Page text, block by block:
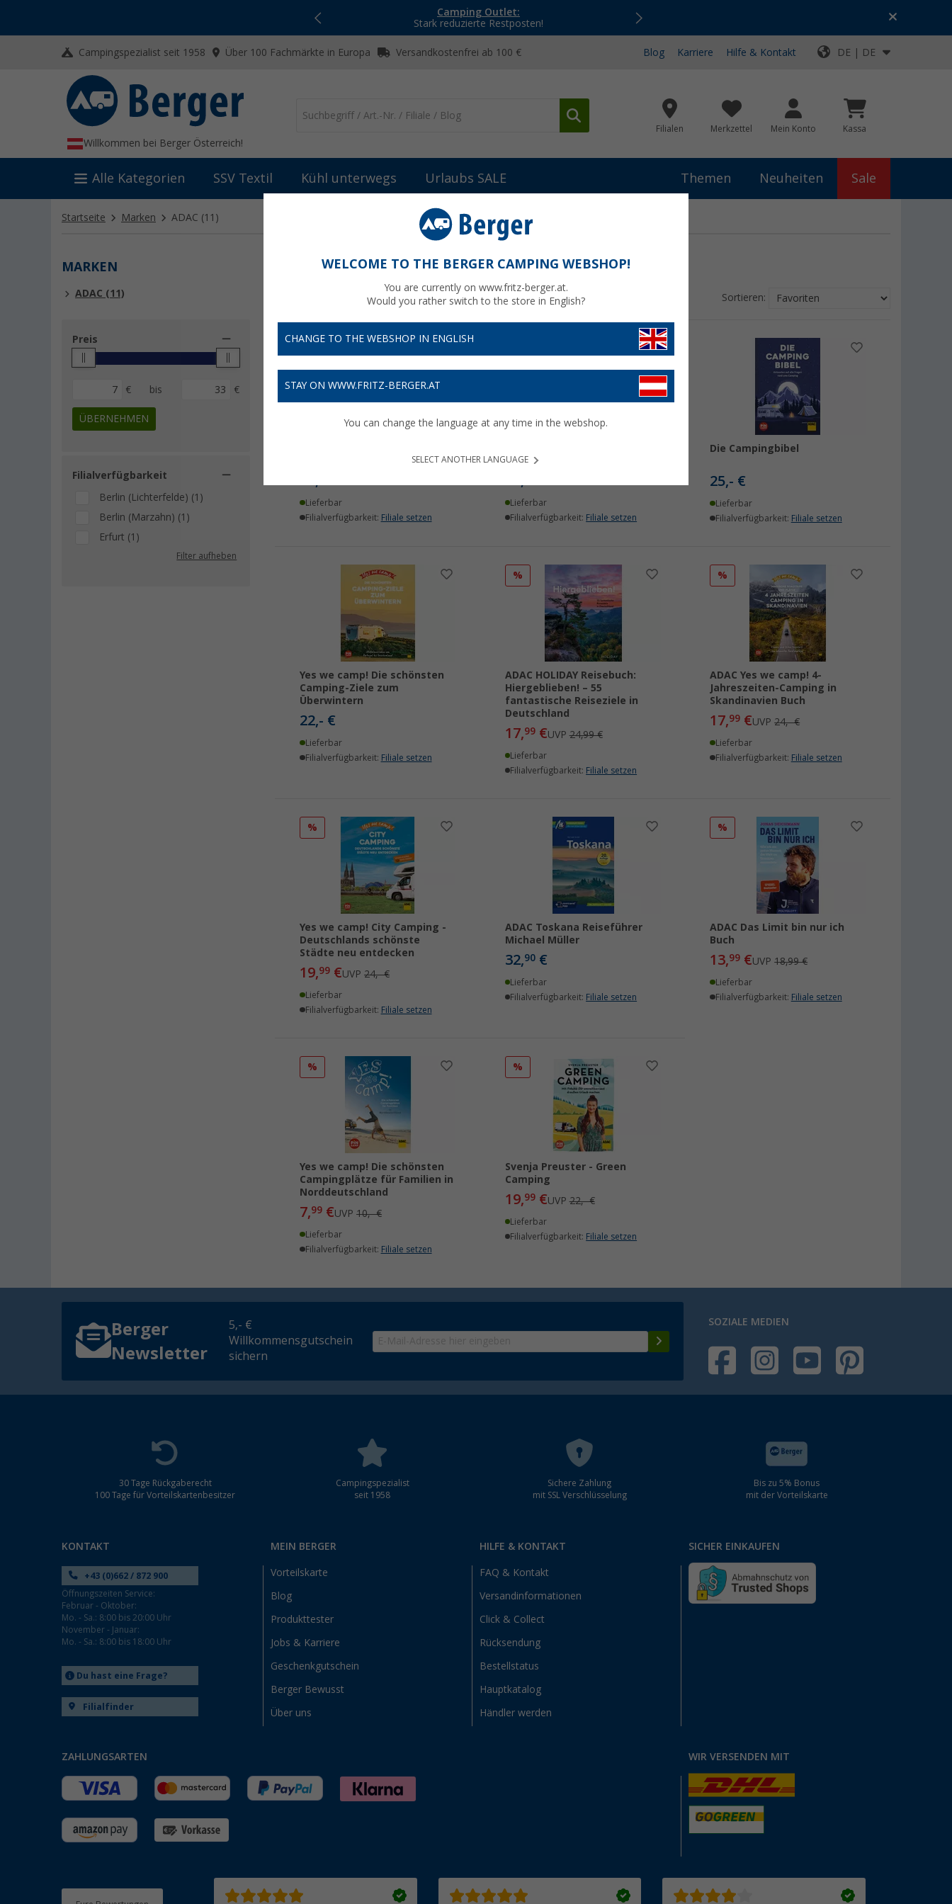
Camping Outlet:
Stark reduzierte Restposten!
Top-Deals für dein Abenteuer!
Campingspezialist seit 1958 Über 100 Fachmärkte in Europa Versandkostenfrei ab 100 € Blog Karriere Hilfe & Kontakt DE | DE
Willkommen bei Berger Österreich!
Filialen Merkzettel Mein Konto Kassa
Alle Kategorien SSV Textil Kühl unterwegs Urlaubs SALE Themen Neuheiten Sale
Startseite Marken ADAC (11)
MARKEN
ADAC (11)
Preis
€ bis €
ÜBERNEHMEN
Filialverfügbarkeit
Berlin (Lichterfelde) (1)
Berlin (Marzahn) (1)
Erfurt (1)
Filter aufheben
Sortieren:
Lieferbar
Filialverfügbarkeit: Filiale setzen
Michael Müller Verlag
Lieferbar
Filialverfügbarkeit: Filiale setzen
Die Campingbibel
25,- €
Lieferbar
Filialverfügbarkeit: Filiale setzen
Yes we camp! Die schönsten
Camping-Ziele zum
Überwintern
22,- €
Lieferbar
Filialverfügbarkeit: Filiale setzen
%
ADAC HOLIDAY Reisebuch:
Hiergeblieben! – 55
fantastische Reiseziele in
Deutschland
17,99€UVP24,99 €
Lieferbar
Filialverfügbarkeit: Filiale setzen
%
ADAC Yes we camp! 4-
Jahreszeiten-Camping in
Skandinavien Buch
17,99 €UVP24,- €
Lieferbar
Filialverfügbarkeit: Filiale setzen
%
Yes we camp! City Camping -
Deutschlands schönste
Städte neu entdecken
19,99 €UVP24,- €
Lieferbar
Filialverfügbarkeit: Filiale setzen
ADAC Toskana Reiseführer
Michael Müller
32,90€
Lieferbar
Filialverfügbarkeit: Filiale setzen
%
ADAC Das Limit bin nur ich
Buch
13,99 €UVP18,99 €
Lieferbar
Filialverfügbarkeit: Filiale setzen
%
Yes we camp! Die schönsten
Campingplätze für Familien in
Norddeutschland
7,99 €UVP10,- €
Lieferbar
Filialverfügbarkeit: Filiale setzen
%
Svenja Preuster - Green
Camping
19,99€UVP22,- €
Lieferbar
Filialverfügbarkeit: Filiale setzen
Berger
Newsletter
5,- €
Willkommensgutschein
sichern
SOZIALE MEDIEN
30 Tage Rückgaberecht
100 Tage für Vorteilskartenbesitzer
Campingspezialist
seit 1958
Sichere Zahlung
mit SSL Verschlüsselung
Bis zu 5% Bonus
mit der Vorteilskarte
KONTAKT
+43 (0)662 / 872 900
Öffnungszeiten Service:
Februar - Oktober:
Mo. - Sa.: 8:00 bis 20:00 Uhr
November - Januar:
Mo. - Sa.: 8:00 bis 18:00 Uhr
Du hast eine Frage?
Filialfinder
MEIN BERGER
Vorteilskarte
Blog
Produkttester
Jobs & Karriere
Geschenkgutschein
Berger Bewusst
Über uns
HILFE & KONTAKT
FAQ & Kontakt
Versandinformationen
Click & Collect
Rücksendung
Bestellstatus
Hauptkatalog
Händler werden
SICHER EINKAUFEN
ZAHLUNGSARTEN WIR VERSENDEN MIT
WELCOME TO THE BERGER CAMPING WEBSHOP!
You are currently on www.fritz-berger.at.
Would you rather switch to the store in English?
CHANGE TO THE WEBSHOP IN ENGLISH
STAY ON WWW.FRITZ-BERGER.AT
You can change the language at any time in the webshop.
SELECT ANOTHER LANGUAGE